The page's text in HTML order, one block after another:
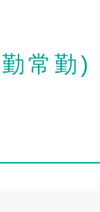
常勤)